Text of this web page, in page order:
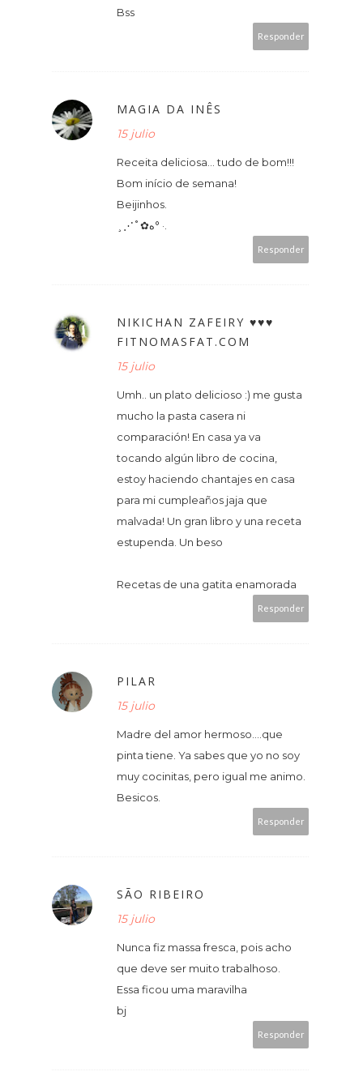
Bss
Responder
MAGIA DA INÊS
15 julio
Receita deliciosa... tudo de bom!!!
Bom início de semana!
Beijinhos.
¸⋰˚✿ه° ·.
Responder
NIKICHAN ZAFEIRY ♥♥♥
FITNOMASFAT.COM
15 julio
Umh.. un plato delicioso :) me gusta
mucho la pasta casera ni
comparación! En casa ya va
tocando algún libro de cocina,
estoy haciendo chantajes en casa
para mi cumpleaños jaja que
malvada! Un gran libro y una receta
estupenda. Un beso
Recetas de una gatita enamorada
Responder
PILAR
15 julio
Madre del amor hermoso....que
pinta tiene. Ya sabes que yo no soy
muy cocinitas, pero igual me animo.
Besicos.
Responder
SÃO RIBEIRO
15 julio
Nunca fiz massa fresca, pois acho
que deve ser muito trabalhoso.
Essa ficou uma maravilha
bj
Responder